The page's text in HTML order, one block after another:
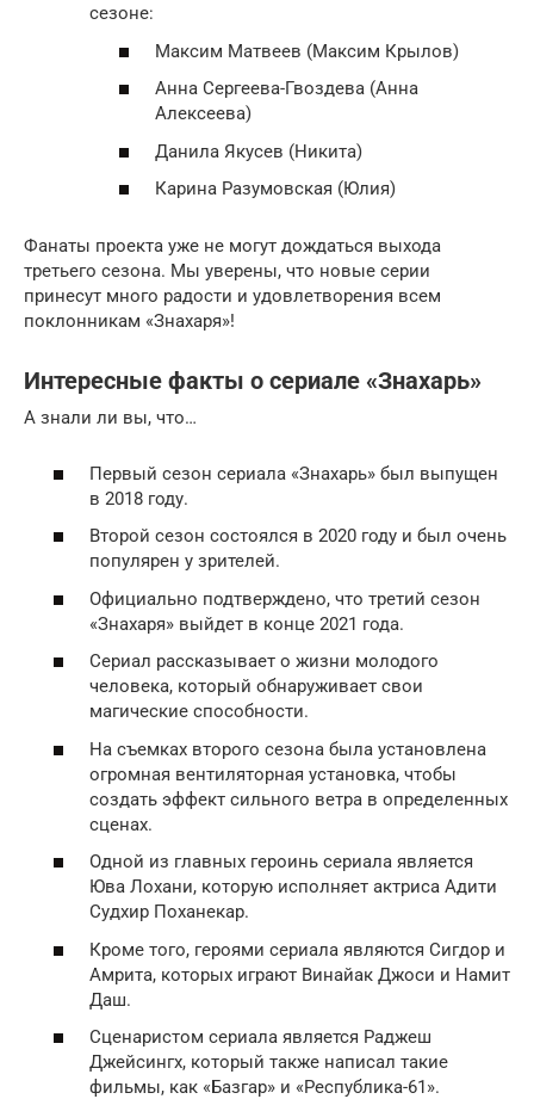
сезоне:
Максим Матвеев (Максим Крылов)
Анна Сергеева-Гвоздева (Анна
Алексеева)
Данила Якусев (Никита)
Карина Разумовская (Юлия)
Фанаты проекта уже не могут дождаться выхода
третьего сезона. Мы уверены, что новые серии
принесут много радости и удовлетворения всем
поклонникам «Знахаря»!
Интересные факты о сериале «Знахарь»
А знали ли вы, что…
Первый сезон сериала «Знахарь» был выпущен
в 2018 году.
Второй сезон состоялся в 2020 году и был очень
популярен у зрителей.
Официально подтверждено, что третий сезон
«Знахаря» выйдет в конце 2021 года.
Сериал рассказывает о жизни молодого
человека, который обнаруживает свои
магические способности.
На съемках второго сезона была установлена
огромная вентиляторная установка, чтобы
создать эффект сильного ветра в определенных
сценах.
Одной из главных героинь сериала является
Юва Лохани, которую исполняет актриса Адити
Судхир Поханекар.
Кроме того, героями сериала являются Сигдор и
Амрита, которых играют Винайак Джоси и Намит
Даш.
Сценаристом сериала является Раджеш
Джейсингх, который также написал такие
фильмы, как «Базгар» и «Республика-61».